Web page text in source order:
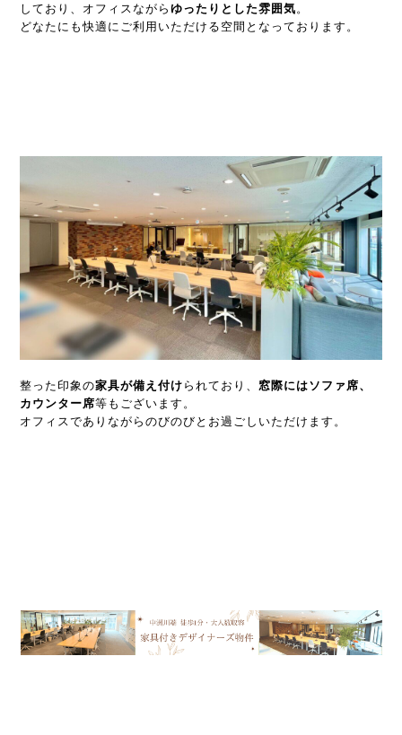
しており、オフィスながらゆったりとした雰囲気 。
どなたにも快適にご利用いただける空間となっております。
整った印象の家具が備え付け られており、 窓際にはソファ席、
カウンター席等もございます。
オフィスでありながらのびのびとお過ごしいただけます。